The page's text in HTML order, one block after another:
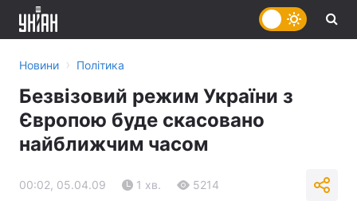
Новини › Політика
Безвізовий режим України з
Європою буде скасовано
найближчим часом
00:02, 05.04.09 1 хв. 5214